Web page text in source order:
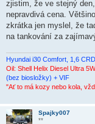
zjistim, že ve stejný
nepravdivá cena.
zkrátka jen myslel, že
na tankování za
Hyundai i30 Comfort, 1,6
Oil: Shell Helix Diesel Ultra
(bez biosložky) + VIF
"Ať to má kozy nebo kola,
Spajky007
**